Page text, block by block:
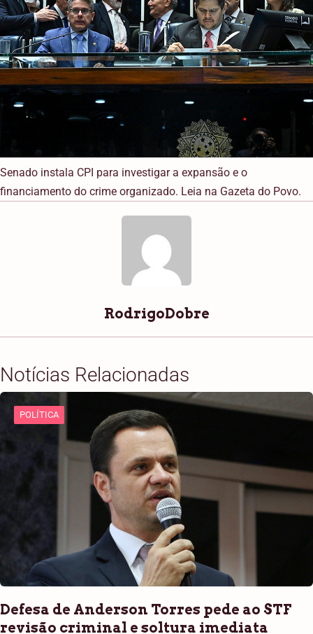
Senado instala CPI para investigar a expansão e o
financiamento do crime organizado. Leia na Gazeta do Povo.
RodrigoDobre
Notícias Relacionadas
POLÍTICA
Defesa de Anderson Torres pede ao STF
revisão criminal e soltura imediata